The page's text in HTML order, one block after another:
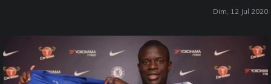
Dim, 12 Jul 2020